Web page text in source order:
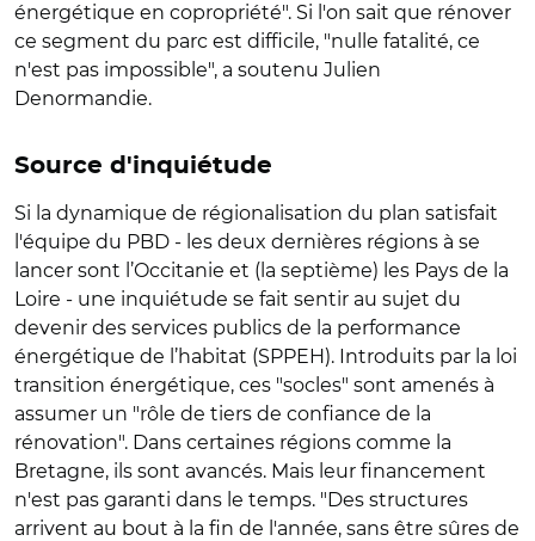
énergétique en copropriété". Si l'on sait que rénover
ce segment du parc est difficile, "nulle fatalité, ce
n'est pas impossible", a soutenu Julien
Denormandie.
Source d'inquiétude
Si la dynamique de régionalisation du plan satisfait
l'équipe du PBD - les deux dernières régions à se
lancer sont l’Occitanie et (la septième) les Pays de la
Loire - une inquiétude se fait sentir au sujet du
devenir des services publics de la performance
énergétique de l’habitat (SPPEH). Introduits par la loi
transition énergétique, ces "socles" sont amenés à
assumer un "rôle de tiers de confiance de la
rénovation". Dans certaines régions comme la
Bretagne, ils sont avancés. Mais leur financement
n'est pas garanti dans le temps. "Des structures
arrivent au bout à la fin de l'année, sans être sûres de